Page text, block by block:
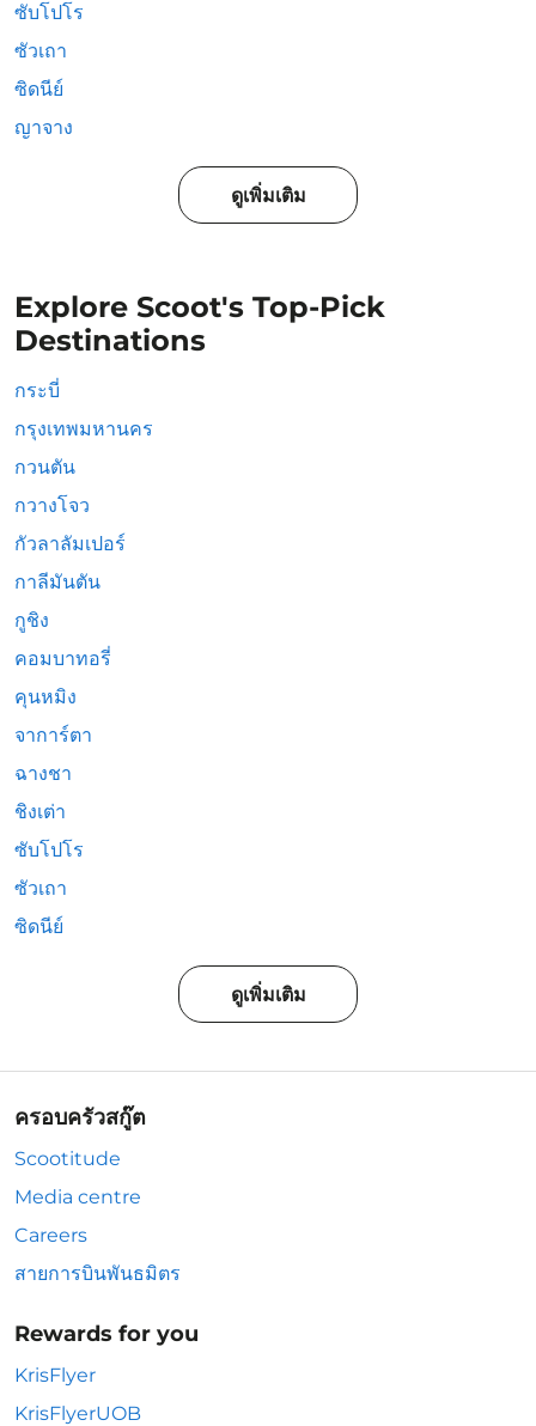
ซับโปโร
ซัวเถา
ซิดนีย์
ญาจาง
ดูเพิ่มเติม
Explore Scoot's Top-Pick
Destinations
กระบี่
กรุงเทพมหานคร
กวนตัน
กวางโจว
กัวลาลัมเปอร์
กาลีมันตัน
กูชิง
คอมบาทอรี่
คุนหมิง
จาการ์ตา
ฉางชา
ชิงเต่า
ซับโปโร
ซัวเถา
ซิดนีย์
ดูเพิ่มเติม
ครอบครัวสกู๊ต
Scootitude
Media centre
Careers
สายการบินพันธมิตร
Rewards for you
KrisFlyer
KrisFlyerUOB